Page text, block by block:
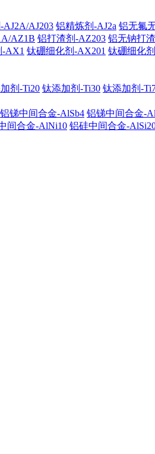
AJ2A/AJ203 铝精炼剂-AJ2a 铝无氟
AZ1B 铝打渣剂-AZ203 铝无钠打
AX1 钛硼细化剂-AX201 钛硼细化
剂-Ti20 钛添加剂-Ti30 钛添加剂-
铝锑中间合金-AlSb4 铝锑中间合金-
间合金-AlNi10 铝硅中间合金-